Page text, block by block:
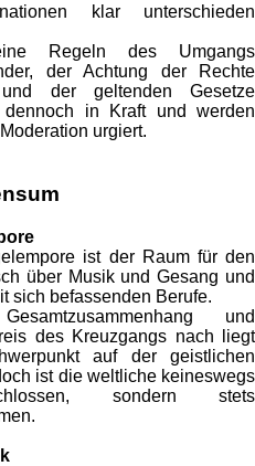
klar unterschieden
Regeln des Umgangs
der Achtung der Rechte
der geltenden Gesetze
dennoch in Kraft und werden
urgiert.
ist der Raum für den
über Musik und Gesang und
sich befassenden Berufe.
und
des Kreuzgangs nach liegt
auf der geistlichen
ist die weltliche keineswegs
sondern stets